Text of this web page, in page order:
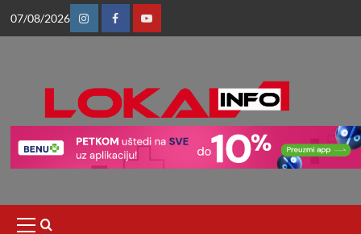
07/08/2026
InstagramFacebookYoutube
Menu